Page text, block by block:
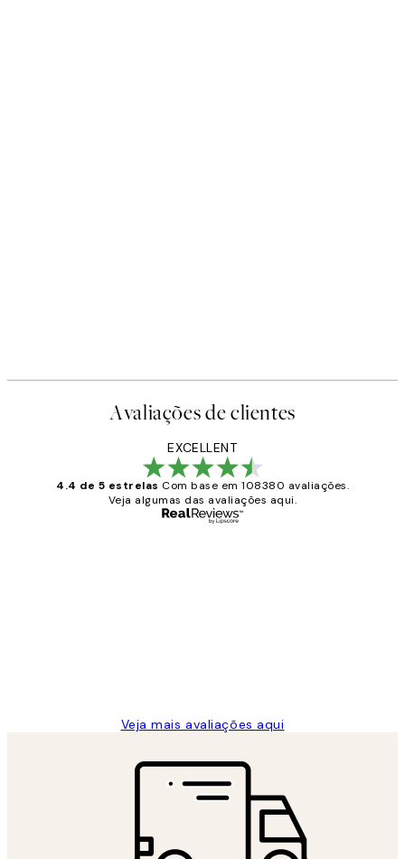
Avaliações de clientes
EXCELLENT
4.4 de 5 estrelas Com base em 108380 avaliações.
Veja algumas das avaliações aqui.
Veja mais avaliações aqui